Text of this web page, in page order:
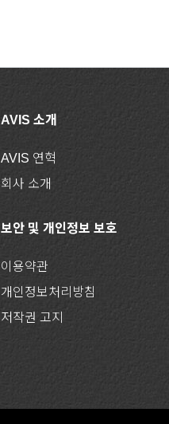
AVIS 소개
AVIS 연혁
회사 소개
보안 및 개인정보 보호
이용약관
개인정보처리방침
저작권 고지